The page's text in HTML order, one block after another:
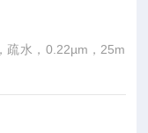
疏水，0.22µm，25m